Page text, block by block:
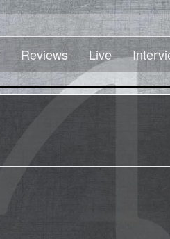
Reviews Live